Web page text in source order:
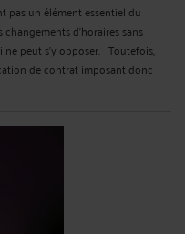
pas un élément essentiel du
d’horaires sans
ne peut s’y opposer. Toutefois,
de contrat imposant donc